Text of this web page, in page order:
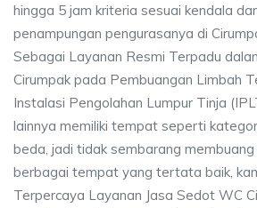
hingga 5 jam kriteria sesuai kendala
penampungan pengurasanya di
Sebagai Layanan Resmi Terpadu
Cirumpak pada Pembuangan Limbah
Instalasi Pengolahan Lumpur Tinja
lainnya memiliki tempat seperti
beda, jadi tidak sembarang
berbagai tempat yang tertata baik,
Terpercaya Layanan Jasa Sedot WC